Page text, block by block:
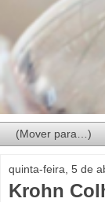
quinta-feira, 5 de
Krohn